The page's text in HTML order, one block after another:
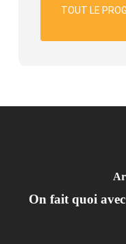
TOUT LE
On fait quoi